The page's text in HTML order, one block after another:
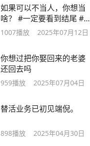
如果可以不当人，你想当
啥？ #一定要看到结尾 #反
转 #人类资格证
1007播放 2025年07月12日
你想过把你娶回来的老婆
还回去吗
959播放 2025年07月04日
替活业务已初见端倪。
898播放 2025年04月30日